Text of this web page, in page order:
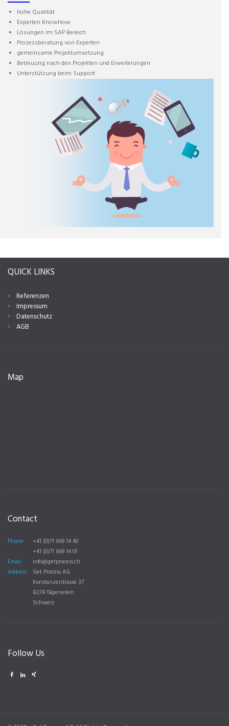
hohe Qualität
Experten KnowHow
Lösungen im SAP Bereich
Prozessberatung von Experten
gemeinsame Projektumsetzung
Betreuung nach den Projekten und Erweiterungen
Unterstützung beim Support
QUICK LINKS
Referenzen
Impressum
Datenschutz
AGB
Map
Contact
Phone
+41 (0)71 669 14 40
+41 (0)71 669 14 01
Email
info@getprocess.ch
Address
Get Process AG
Konstanzerstrasse 37
8274 Tägerwilen
Schweiz
Follow Us